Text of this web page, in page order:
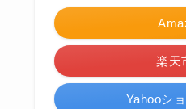
楽天
Yahooシ